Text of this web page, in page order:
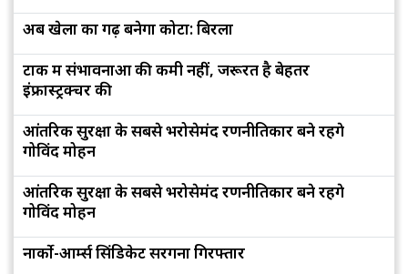
अब खेलों का गढ़ बनेगा कोटा: बिरला
टोंक में संभावनाओं की कमी नहीं, जरूरत है बेहतर
इंफ्रास्ट्रक्चर की
आंतरिक सुरक्षा के सबसे भरोसेमंद रणनीतिकार बने रहेंगे
गोविंद मोहन
आंतरिक सुरक्षा के सबसे भरोसेमंद रणनीतिकार बने रहेंगे
गोविंद मोहन
नार्को-आर्म्स सिंडिकेट सरगना गिरफ्तार